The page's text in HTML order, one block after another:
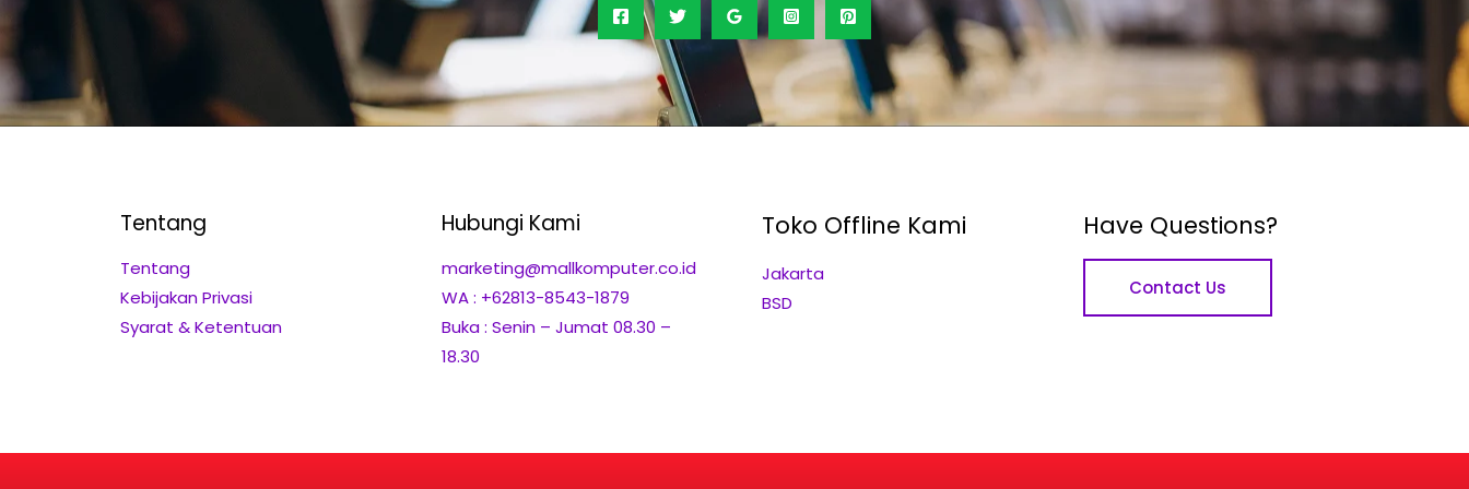
Tentang
Tentang
Kebijakan Privasi
Syarat & Ketentuan
Hubungi Kami
marketing@mallkomputer.co.id
WA : +62813-8543-1879
Buka : Senin – Jumat 08.30 –
18.30
Toko Offline Kami
Jakarta
BSD
Have Questions?
Contact Us